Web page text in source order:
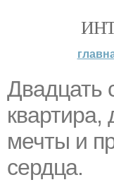
Двадцать
квартира,
мечты и
сердца.